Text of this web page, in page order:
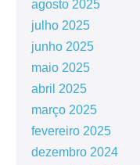
agosto 2025
julho 2025
junho 2025
maio 2025
abril 2025
março 2025
fevereiro 2025
dezembro 2024